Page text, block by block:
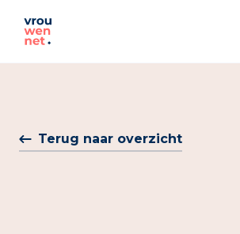
Best Pittig
Terug naar overzicht